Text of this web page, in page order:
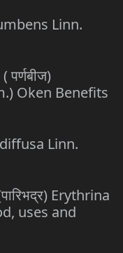
Linn.
Oken Benefits
diffusa Linn.
Erythrina
uses and